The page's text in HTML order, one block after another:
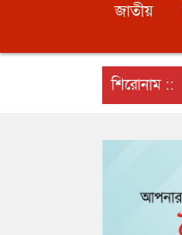
জাতীয়
শিরোনাম ::